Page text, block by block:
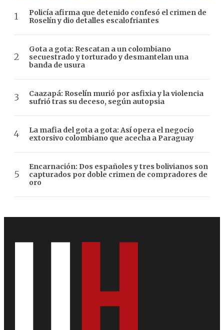
Policía afirma que detenido confesó el crimen de
Roselín y dio detalles escalofriantes
Gota a gota: Rescatan a un colombiano
secuestrado y torturado y desmantelan una
banda de usura
Caazapá: Roselín murió por asfixia y la violencia
sufrió tras su deceso, según autopsia
La mafia del gota a gota: Así opera el negocio
extorsivo colombiano que acecha a Paraguay
Encarnación: Dos españoles y tres bolivianos son
capturados por doble crimen de compradores de
oro